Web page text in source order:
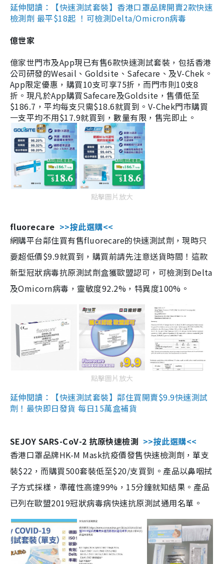
延伸閱讀：【快速測試套裝】香港口罩品牌開賣2款快速
檢測劑 最平$18起 ！可檢測Delta/Omicron病毒
億世家
億家世門市及App現已有售6款快速測試套裝，包括香港
公司研發的Wesail、Goldsite、Safecare、及V-Chek。
App限定優惠，購買10支可享75折，而門市則10支8
折。現凡於App購買Safecare及Goldsite，售價低至
$186.7，平均每支只需$18.6就買到。V-Chek門市購買
一支平均不用$17.9就買到，數量有限，售完即止。
點擊圖片放大
fluorecare >>按此選購<<
網購平台鄰住買有售fluorecare的快速測試劑，現時只
要超低價$9.9就買到，購買前請先注意送貨時間！這款
新型冠狀病毒抗原測試劑盒獲歐盟認可，可檢測到Delta
及Omicorn病毒，靈敏度92.2%，特異度100%。
點擊圖片放大
延伸閱讀：【快速測試套裝】鄰住買開賣$9.9快速測試
劑！最快即日發貨 每日15萬盒補貨
SEJOY SARS-CoV-2 抗原快速檢測 >>按此選購<<
香港口罩品牌HK-M Mask抗疫價發售快速檢測劑，單支
裝$22，而購買500套裝低至$20/支買到。產品以鼻咽拭
子方式採樣，準確性高達99%，15分鐘就知結果。產品
已列在歐盟2019冠狀病毒病快速抗原測試通用名單。